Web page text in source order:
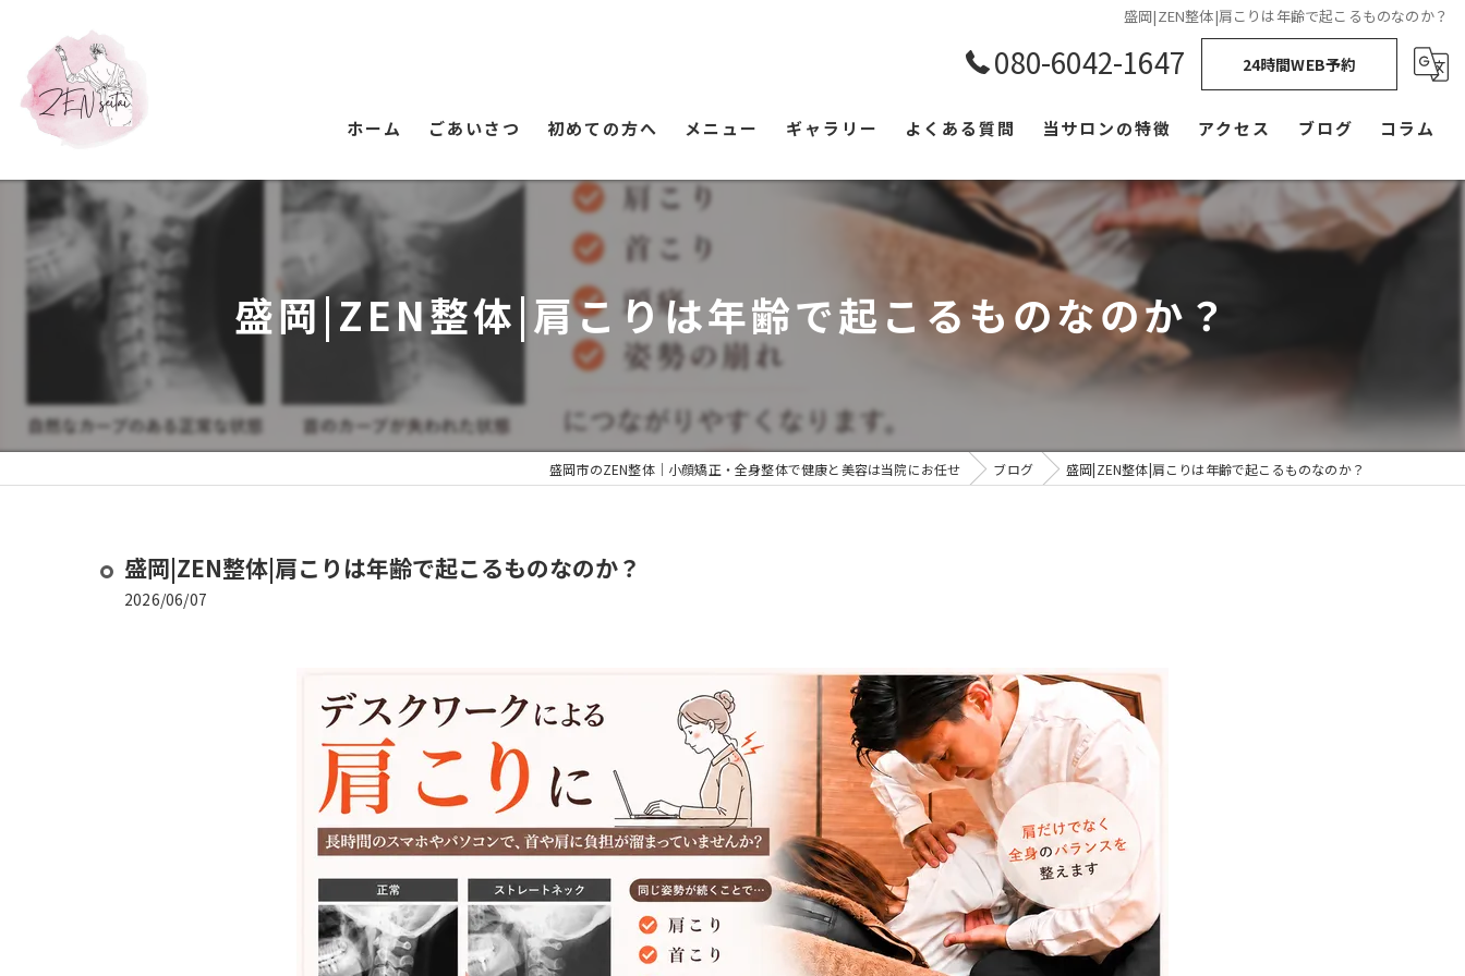
盛岡|ZEN整体|肩こりは年齢で起こるものなのか？
080-6042-1647 24時間WEB予約
ホーム ごあいさつ 初めての方へ メニュー ギャラリー よくある質問 当サロンの特徴
小顔矯正
ダイエット
骨盤矯正
姿勢
猫背
頭痛
アクセス ブログ コラム
盛岡|ZEN整体|肩こりは年齢で起こるものなのか？
盛岡市のZEN整体｜小顔矯正・全身整体で健康と美容は当院にお任せ ブログ 盛岡|ZEN整体|肩こりは年齢で起こるものなのか？
盛岡|ZEN整体|肩こりは年齢で起こるものなのか？
2026/06/07